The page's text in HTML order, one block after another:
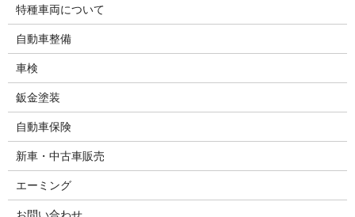
特種車両について
自動車整備
車検
鈑金塗装
自動車保険
新車・中古車販売
エーミング